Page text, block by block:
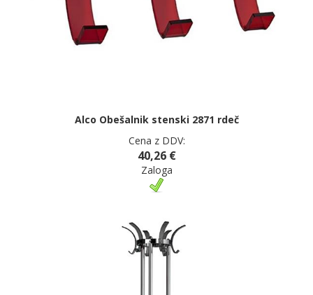
Alco Obešalnik stenski 2871 rdeč
Cena z DDV:
40,26 €
Zaloga